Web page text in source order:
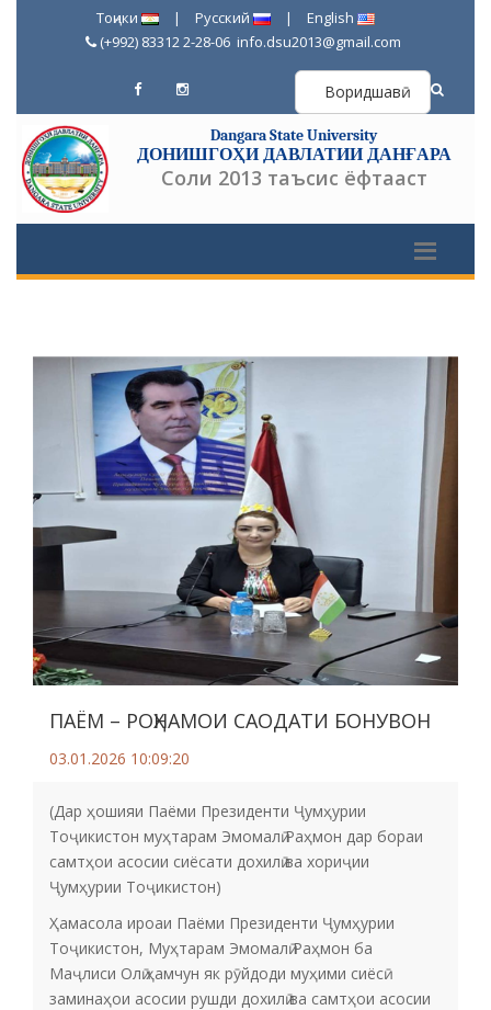
Тоҷики | Русский |
English
(+992) 83312 2-28-06 info.dsu2013@gmail.com
Воридшавӣ
Dangara State University
ДОНИШГОҲИ ДАВЛАТИИ ДАНҒАРА
Соли 2013 таъсис ёфтааст
ПАЁМ – РОҲНАМОИ САОДАТИ БОНУВОН
03.01.2026 10:09:20
(Дар ҳошияи Паёми Президенти Ҷумҳурии
Тоҷикистон муҳтарам Эмомалӣ Раҳмон дар бораи
самтҳои асосии сиёсати дохилӣ ва хориҷии
Ҷумҳурии Тоҷикистон)
Ҳамасола ироаи Паёми Президенти Ҷумҳурии
Тоҷикистон, Муҳтарам Эмомалӣ Раҳмон ба
Маҷлиси Олӣ ҳамчун як рӯйдоди муҳими сиёсӣ
заминаҳои асосии рушди дохилӣ ва самтҳои асосии